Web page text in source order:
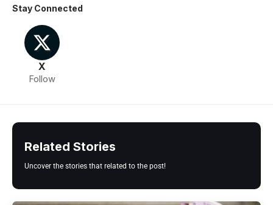
Stay Connected
X
Follow
Related Stories
Uncover the stories that related to the post!